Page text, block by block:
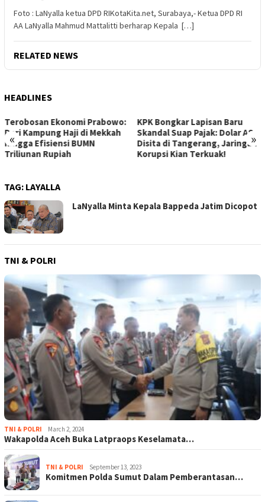
Foto : LaNyalla ketua DPD RIKotaKita.net, Surabaya,- Ketua DPD RI
AA LaNyalla Mahmud Mattalitti berharap Kepala […]
RELATED NEWS
HEADLINES
« »
KPK Bongkar Lapisan Baru
Skandal Suap Pajak: Dolar AS
Disita di Tangerang, Jaringan
Korupsi Kian Terkuak!
Gelombang Baru Hoki Bawah
Air: Indonesia Jadi Tuan
Rumah Kejuaraan Asia CMAS
2026!
TAG: LAYALLA
LaNyalla Minta Kepala Bappeda Jatim Dicopot
TNI & POLRI
TNI & POLRI March 2, 2024
Wakapolda Aceh Buka Latpraops Keselamata…
TNI & POLRI September 13, 2023
Komitmen Polda Sumut Dalam Pemberantasan…